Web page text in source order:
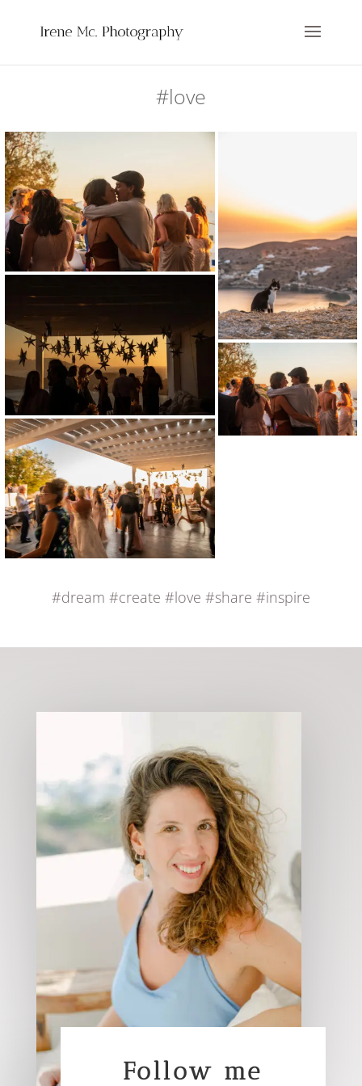
#love
#dream #create #love #share #inspire
Follow me